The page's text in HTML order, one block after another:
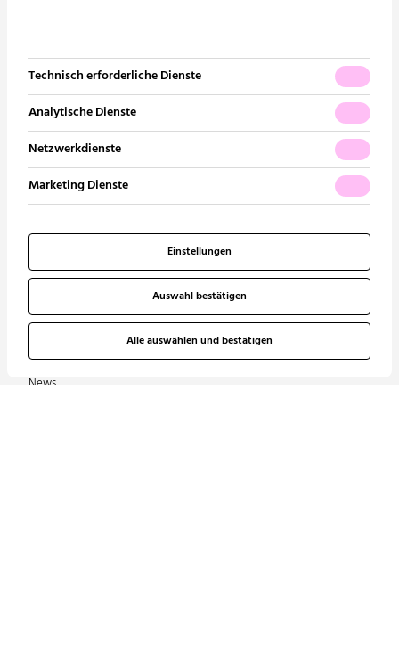
Technisch erforderliche Dienste
Analytische Dienste
Netzwerkdienste
Marketing Dienste
Einstellungen
Auswahl bestätigen
Alle auswählen und bestätigen
Unternehmen
Über uns
Unsere Geschichte
Unsere Vision
Unser Netzwerk
Unsere Zertifizierungen
News
Unsere Leistungen
Sanitär
Lüftung
Elektrotechnik | Lichtdesign
Informationstechnik |